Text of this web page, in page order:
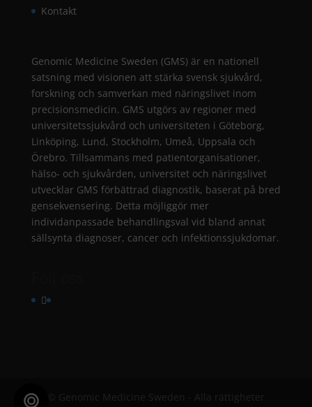
Kontakt
Genomic Medicine Sweden (GMS) är en nationell
satsning med visionen att stärka svensk sjukvård,
forskning och samverkan med näringslivet inom
precisionsmedicin. GMS utgörs av regioner med
universitetssjukvård och universiteten i Göteborg,
Linköping, Lund, Stockholm, Umeå, Uppsala och
Örebro. Tillsammans med patientorganisationer,
hälso- och sjukvården, universitet och näringslivet
utvecklar GMS förbättrad diagnostik, baserat på bred
gensekvensering. Detta möjliggör mer
individanpassade behandlingsval vid bland annat
sällsynta diagnoser, cancer och infektionssjukdomar.
© Genomic Medicine Sweden - Alla rättigheter